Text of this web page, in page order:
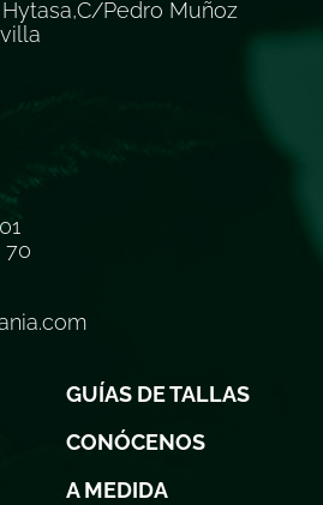
Pedro Muñoz
70
GUÍAS DE TALLAS
CONÓCENOS
A MEDIDA